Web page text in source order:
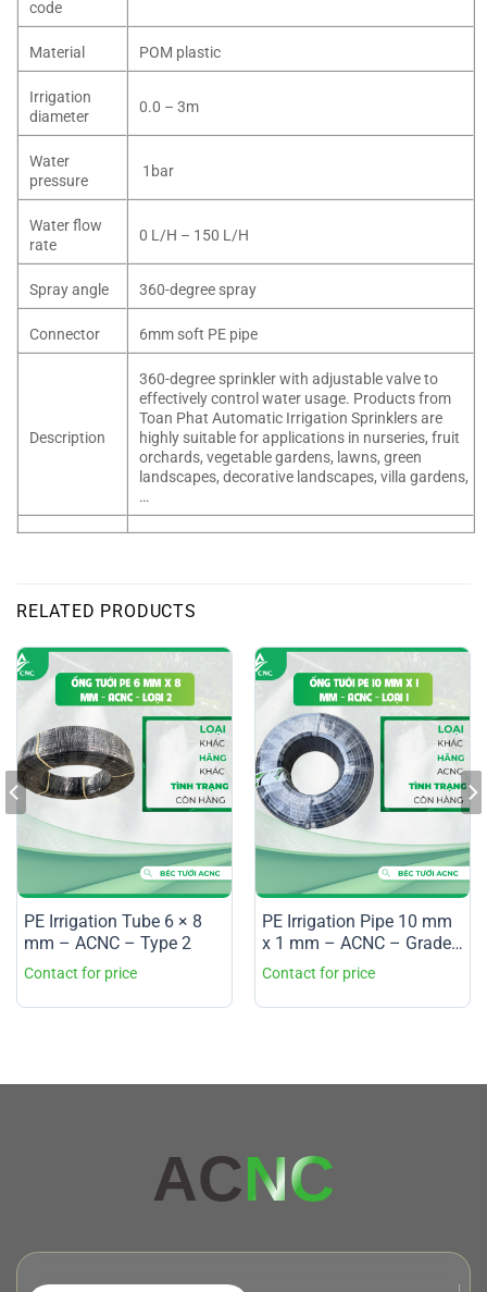
code
Material POM plastic
Irrigation
diameter
0.0 – 3m
Water
pressure
1bar
Water flow
rate
0 L/H – 150 L/H
Spray angle 360-degree spray
Connector 6mm soft PE pipe
Description
360-degree sprinkler with adjustable valve to
effectively control water usage. Products from
Toan Phat Automatic Irrigation Sprinklers are
highly suitable for applications in nurseries, fruit
orchards, vegetable gardens, lawns, green
landscapes, decorative landscapes, villa gardens,
…
RELATED PRODUCTS
PE Irrigation Tube 6 × 8
mm – ACNC – Type 2
PE Irrigation Pipe 10 mm
x 1 mm – ACNC – Grade
1
ACNC